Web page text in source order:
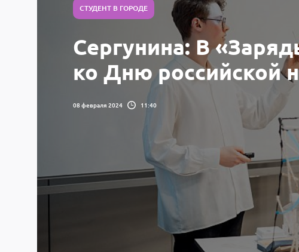
СТУДЕНТ В ГОРОДЕ
Сергунина: В
ко Дню российской
08 февраля 2024 11:40